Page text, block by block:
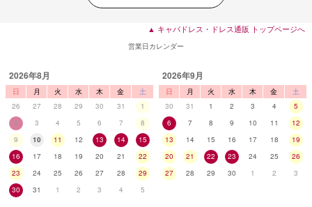
▲ キャバドレス・ドレス通販 トップページへ
営業日カレンダー
2026年8月
日 月 火 水 木 金
土
26
27 28 29 30 31
1
2
3 4 5 6 7
8
9
10 11 12 13 14
15
16
17 18 19 20 21
22
23
24 25 26 27 28
29
30
31 1 2 3 4 5
2026年9月
日 月 火 水 木 金
土
30
31 1 2 3 4
5
6
7 8 9 10 11
12
13
14 15 16 17 18
19
20
21 22 23 24 25
26
27
28 29 30 1 2 3